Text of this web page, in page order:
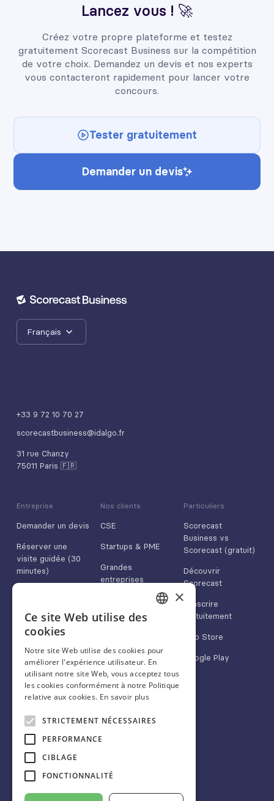
Lancez vous ! 🚀
Créez votre propre plateforme et testez
gratuitement Scorecast Business sur la compétition
de votre choix. Demandez un devis et nos experts
vous contacteront rapidement pour lancer votre
concours.
Tester gratuitement
Demander un devis
Français
+33 9 72 10 70 27
scorecastbusiness@idalgo.fr
31 rue Chanzy
75011 Paris 🇫🇷
Entreprise
Demander un devis
Réserver une
visite guidée (30
minutes)
App Store
Google Play
Nos clients
CSE
Startups & PME
Grandes
entreprises
Médias & marques
Particuliers
Scorecast
Business vs
Scorecast (gratuit)
Découvrir
Scorecast
S'inscrire
gratuitement
App Store
Google Play
Blog
FAQ
CGU Instagram
×
Ce site Web utilise des
cookies
Notre site Web utilise des cookies pour
améliorer l'expérience utilisateur. En
utilisant notre site Web, vous acceptez tous
les cookies conformément à notre Politique
relative aux cookies. En savoir plus
STRICTEMENT NÉCESSAIRES
PERFORMANCE
CIBLAGE
FONCTIONNALITÉ